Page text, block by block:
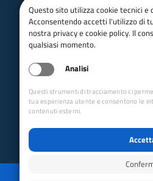
Questo sito utilizza cookie tecnici e
Acconsentendo accetti l'utilizzo di
nostra privacy e cookie policy. Il
qualsiasi momento.
Analisi
Questi strumenti di tracciamento ci
tua esperienza utente e consentono le
contenuti esterni.